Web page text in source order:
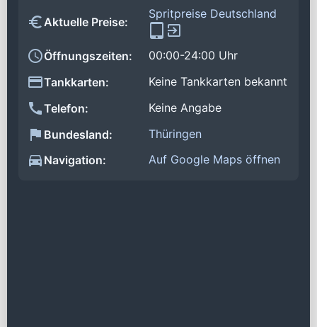
Aktuelle Preise:
Spritpreise Deutschland
Öffnungszeiten:
00:00-24:00 Uhr
Tankkarten:
Keine Tankkarten bekannt
Telefon:
Keine Angabe
Bundesland:
Thüringen
Navigation:
Auf Google Maps öffnen